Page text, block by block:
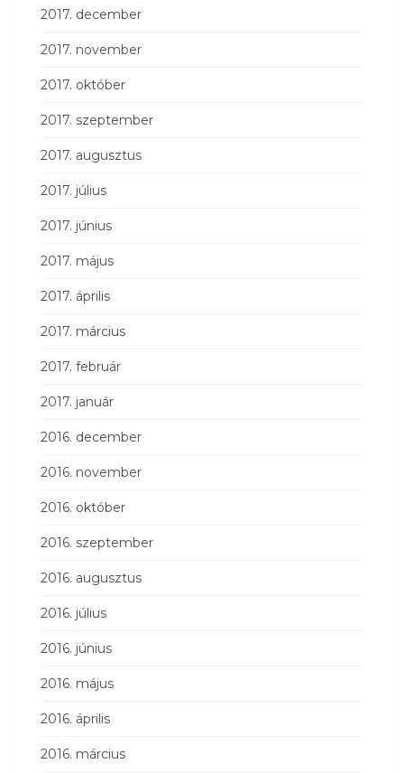
2017. december
2017. november
2017. október
2017. szeptember
2017. augusztus
2017. július
2017. június
2017. május
2017. április
2017. március
2017. február
2017. január
2016. december
2016. november
2016. október
2016. szeptember
2016. augusztus
2016. július
2016. június
2016. május
2016. április
2016. március